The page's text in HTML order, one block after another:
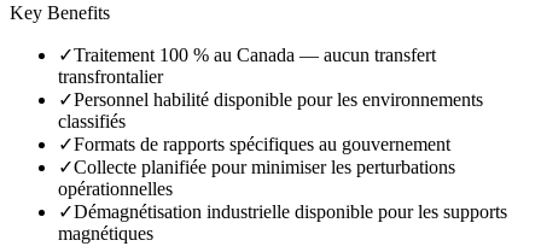
Key Benefits
✓Traitement 100 % au Canada — aucun transfert
transfrontalier
✓Personnel habilité disponible pour les environnements
classifiés
✓Formats de rapports spécifiques au gouvernement
✓Collecte planifiée pour minimiser les perturbations
opérationnelles
✓Démagnétisation industrielle disponible pour les supports
magnétiques